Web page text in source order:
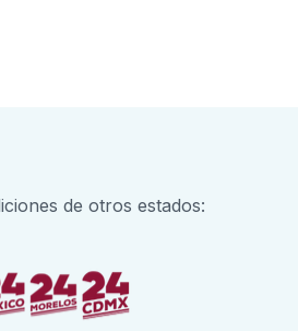
de otros estados: